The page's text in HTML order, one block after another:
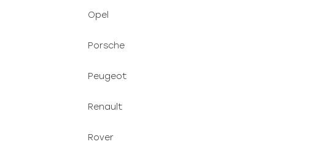
Opel
Porsche
Peugeot
Renault
Rover